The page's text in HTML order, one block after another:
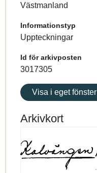
Västmanland
Informationstyp
Uppteckningar
Id för arkivposten
3017305
Visa i eget fönster
Arkivkort